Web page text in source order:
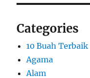
Categories
10 Buah Terbaik
Agama
Alam